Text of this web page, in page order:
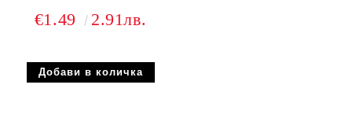
€1.49 2.91лв.